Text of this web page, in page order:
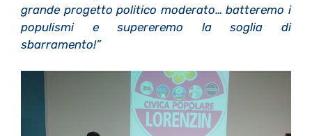
grande progetto politico moderato… batteremo i
populismi e supereremo la soglia di
sbarramento!”